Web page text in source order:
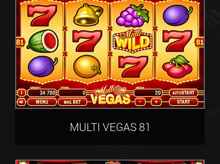
MULTI VEGAS 81